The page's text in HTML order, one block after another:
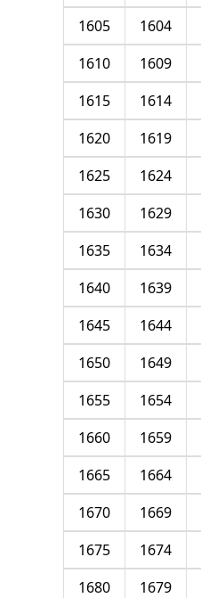
1604
1605
1609
1610
1614
1615
1619
1620
1624
1625
1629
1630
1634
1635
1639
1640
1644
1645
1649
1650
1654
1655
1659
1660
1664
1665
1669
1670
1674
1675
1679
1680